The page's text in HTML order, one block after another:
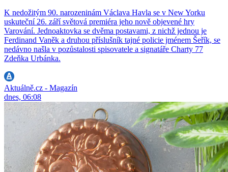
K nedožitým 90. narozeninám Václava Havla se v New Yorku
uskuteční 26. září světová premiéra jeho nově objevené hry
Varování. Jednoaktovka se dvěma postavami, z nichž jednou je
Ferdinand Vaněk a druhou příslušník tajné policie jménem Šeřík, se
nedávno našla v pozůstalosti spisovatele a signatáře Charty 77
Zdeňka Urbánka.
Aktuálně.cz - Magazín
dnes, 06:08